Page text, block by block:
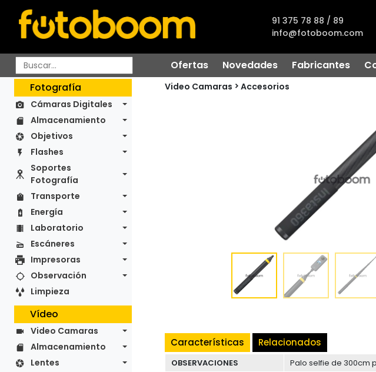
91 375 78 88 / 89
info@fotoboom.com
Ofertas Novedades Fabricantes
Fotografía
Cámaras Digitales
Almacenamiento
Objetivos
Flashes
Soportes
Fotografía
Transporte
Energía
Laboratorio
Escáneres
Impresoras
Observación
Limpieza
Vídeo
Video Camaras
Almacenamiento
Lentes
Video Camaras Accesorios
Características Relacionados
OBSERVACIONES
Palo selfie de 300cm